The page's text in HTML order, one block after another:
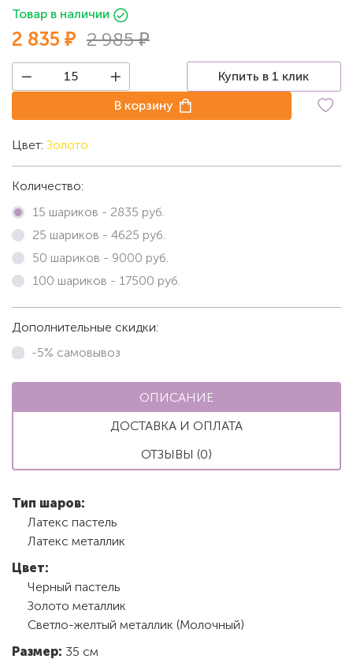
Товар в наличии
2 835 ₽ 2 985 ₽
Купить в 1 клик
В корзину
Цвет: Золото
Количество:
15 шариков - 2835 руб.
25 шариков - 4625 руб.
50 шариков - 9000 руб.
100 шариков - 17500 руб.
Дополнительные скидки:
-5% самовывоз
ОПИСАНИЕ
ДОСТАВКА И ОПЛАТА
ОТЗЫВЫ (0)
Тип шаров:
Латекс пастель
Латекс металлик
Цвет:
Черный пастель
Золото металлик
Светло-желтый металлик (Молочный)
Размер: 35 см